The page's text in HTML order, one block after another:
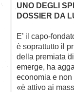
UNO DEGLI
DOSSIER DA
E’ il capo-
è soprattutto il
della premiata
emerge, ha
economia e
«è attivo ai